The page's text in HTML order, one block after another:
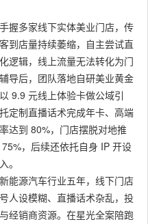
握多家线下实体美业门店，传
到店量持续萎缩，自主尝试直
逻辑，线上流量无法转化为门
导后，团队落地自研美业黄金
9.9 元线上体验卡做公域引
定制直播话术完成年卡、高端
达到 80%，门店摆脱对地推
，后续还依托自身 IP 开设
。
能源汽车行业五年，线下门店
人设模糊、直播话术杂乱，投
经销商资源。在星光全案陪跑